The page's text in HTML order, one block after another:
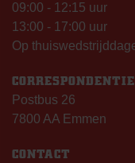
09:00 - 12:15 uur
13:00 - 17:00 uur
Op
Postbus 26
7800 AA Emmen
CONTACT